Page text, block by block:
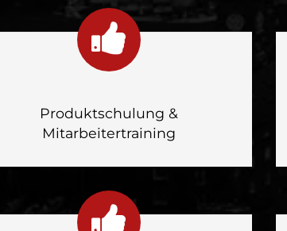
Produktschulung &
Mitarbeitertraining